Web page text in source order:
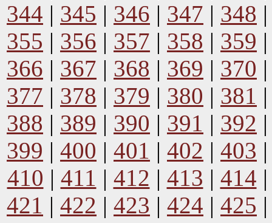
344 | 345 | 346 | 347 | 348
355 | 356 | 357 | 358 | 359
366 | 367 | 368 | 369 | 370
377 | 378 | 379 | 380 | 381
388 | 389 | 390 | 391 | 392
399 | 400 | 401 | 402 | 403
410 | 411 | 412 | 413 | 414
421 | 422 | 423 | 424 | 425